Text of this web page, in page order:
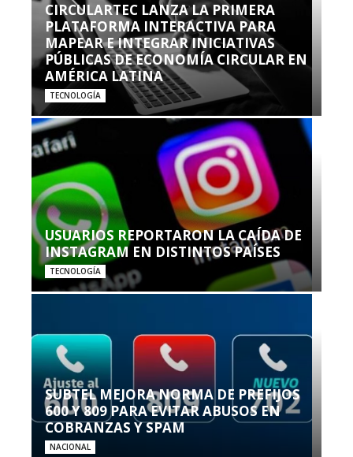
CIRCULARTEC LANZA LA PRIMERA
PLATAFORMA INTERACTIVA PARA
MAPEAR E INTEGRAR INICIATIVAS
PÚBLICAS DE ECONOMÍA CIRCULAR EN
AMÉRICA LATINA
TECNOLOGÍA
USUARIOS REPORTARON LA CAÍDA DE
INSTAGRAM EN DISTINTOS PAÍSES
TECNOLOGÍA
SUBTEL MEJORA NORMA DE PREFIJOS
600 Y 809 PARA EVITAR ABUSOS EN
COBRANZAS Y SPAM
NACIONAL